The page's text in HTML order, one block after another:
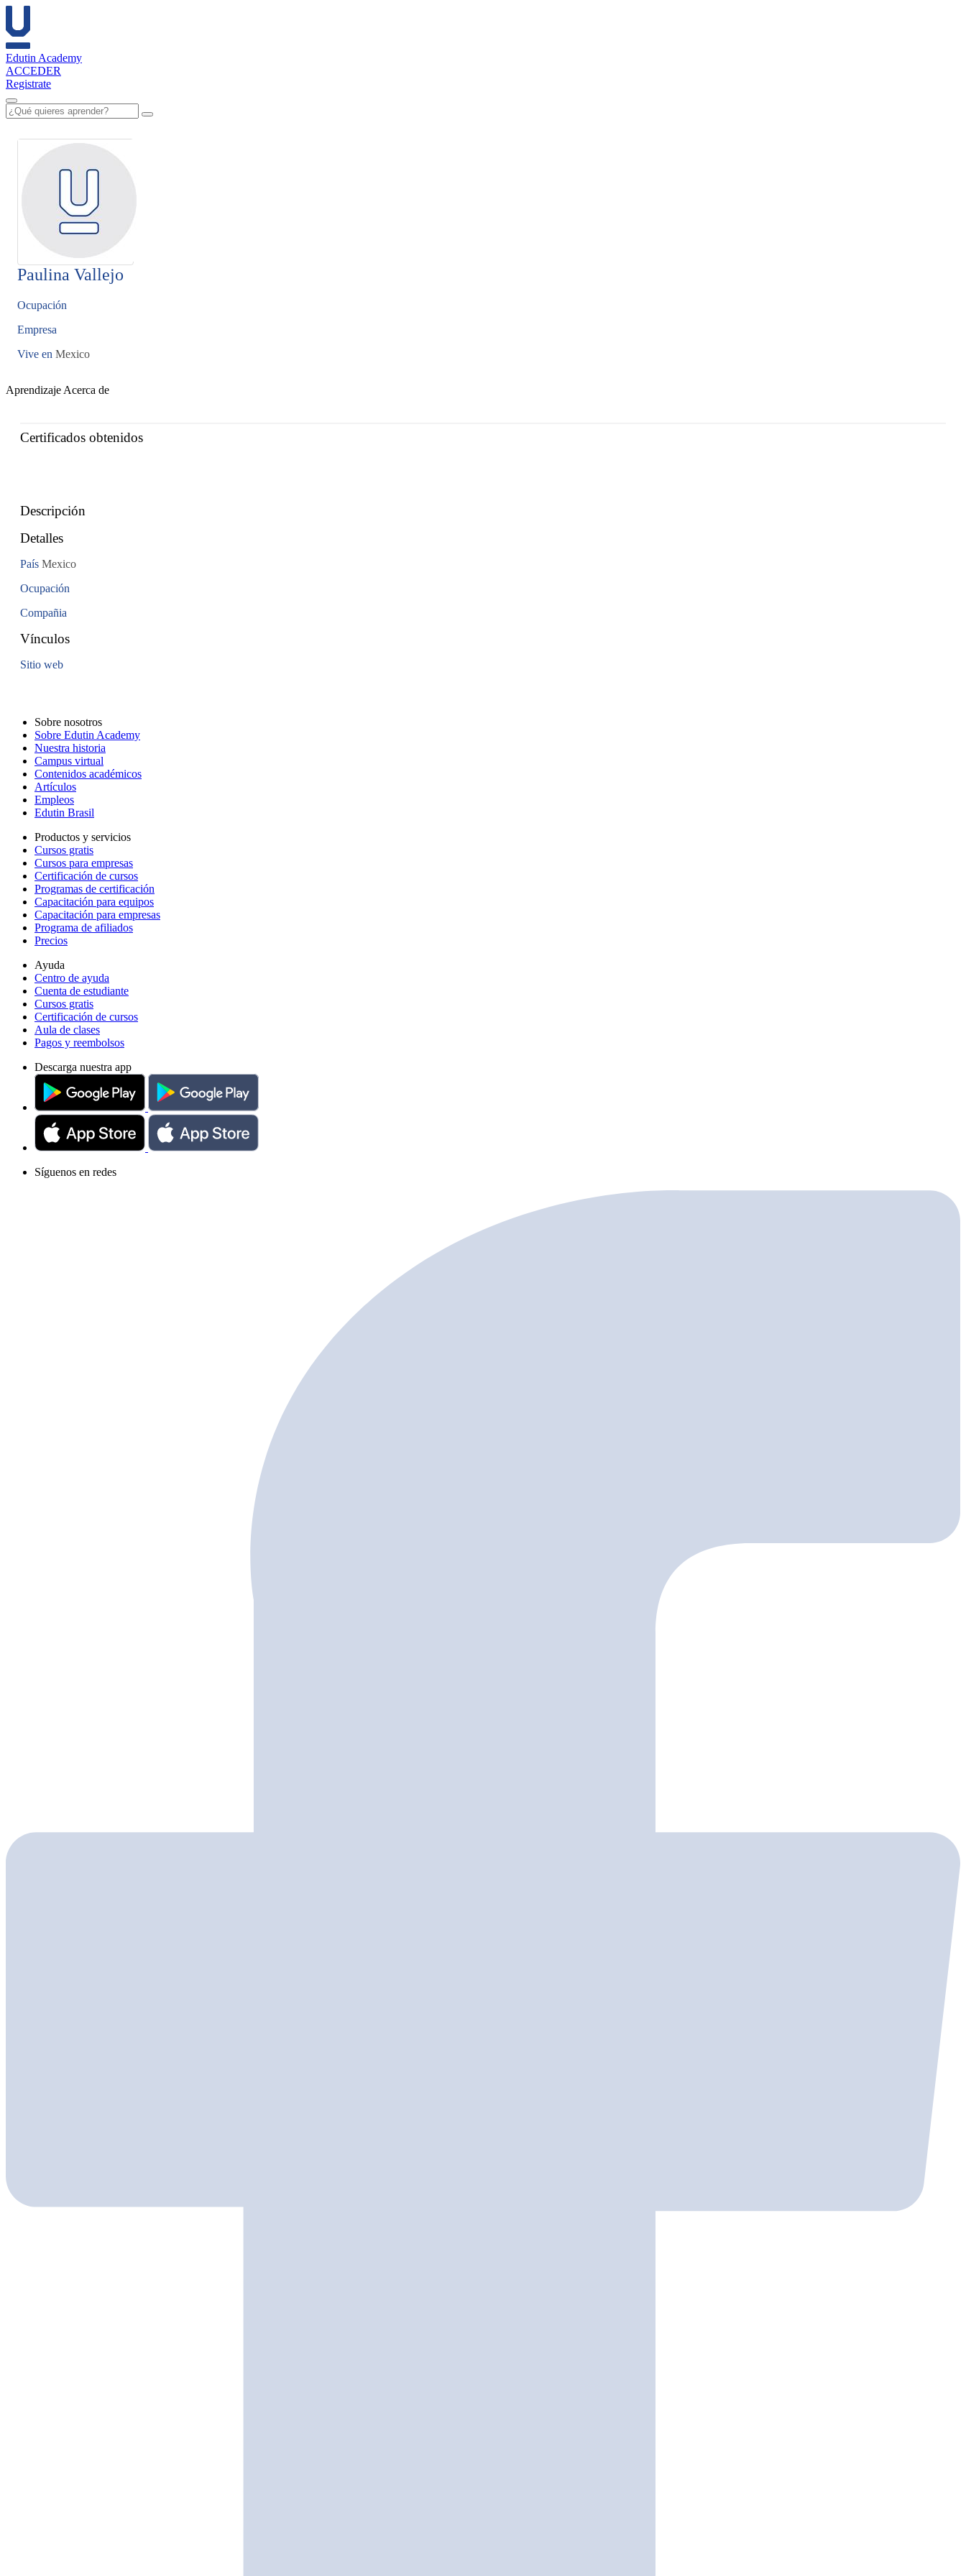
Edutin Academy
ACCEDER
Registrate
Paulina Vallejo
Ocupación
Empresa
Vive en Mexico
Aprendizaje Acerca de
Certificados obtenidos
Descripción
Detalles
País Mexico
Ocupación
Compañia
Vínculos
Sitio web
Sobre nosotros
Sobre Edutin Academy
Nuestra historia
Campus virtual
Contenidos académicos
Artículos
Empleos
Edutin Brasil
Productos y servicios
Cursos gratis
Cursos para empresas
Certificación de cursos
Programas de certificación
Capacitación para equipos
Capacitación para empresas
Programa de afiliados
Precios
Ayuda
Centro de ayuda
Cuenta de estudiante
Cursos gratis
Certificación de cursos
Aula de clases
Pagos y reembolsos
Descarga nuestra app
Síguenos en redes